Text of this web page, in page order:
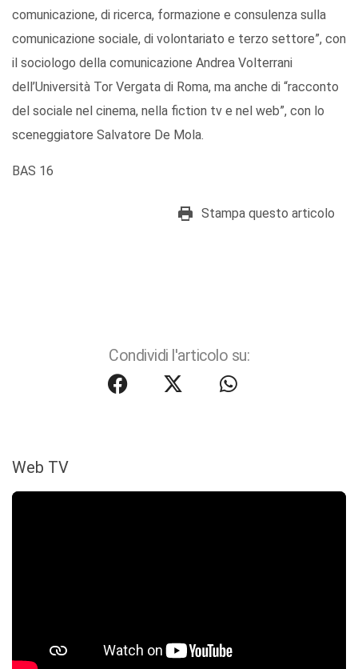
comunicazione, di ricerca, formazione e consulenza sulla
comunicazione sociale, di volontariato e terzo settore”, con
il sociologo della comunicazione Andrea Volterrani
dell’Università Tor Vergata di Roma, ma anche di “racconto
del sociale nel cinema, nella fiction tv e nel web”, con lo
sceneggiatore Salvatore De Mola.
BAS 16
Stampa questo articolo
Condividi l'articolo su:
Web TV